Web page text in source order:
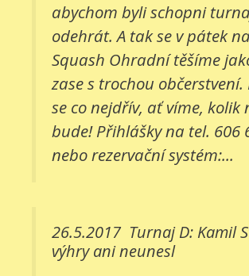
abychom byli schopni
odehrát. A tak se v pátek
Squash Ohradní těšíme
zase s trochou občerstvení.
se co nejdřív, ať víme, kolik
bude! Přihlášky na tel. 606
nebo rezervační systém:...
26.5.2017 Turnaj D: Kamil
výhry ani neunesl